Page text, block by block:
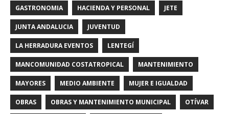
GASTRONOMIA HACIENDA Y PERSONAL JETE
JUNTA ANDALUCIA JUVENTUD
LA HERRADURA EVENTOS LENTEGÍ
MANCOMUNIDAD COSTATROPICAL MANTENIMIENTO
MAYORES MEDIO AMBIENTE MUJER E IGUALDAD
OBRAS OBRAS Y MANTENIMIENTO MUNICIPAL OTÍVAR